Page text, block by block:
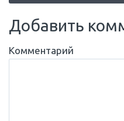
Добавить
Комментарий